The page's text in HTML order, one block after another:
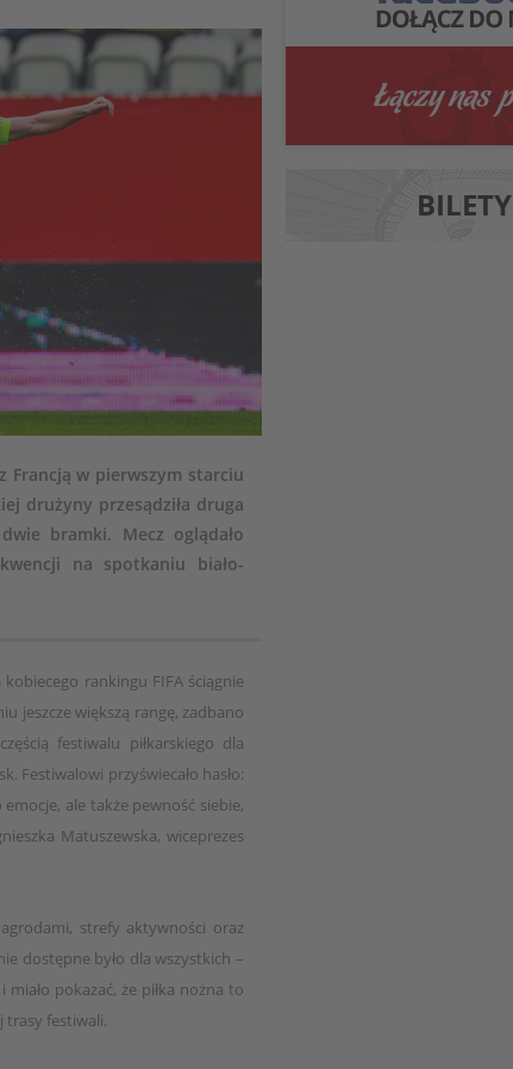
Francją w pierwszym starciu
drużyny przesądziła druga
bramki. Mecz oglądało
na spotkaniu biało-
rankingu FIFA ściągnie
jeszcze większą rangę, zadbano
festiwalu piłkarskiego dla
Festiwalowi przyświecało hasło:
ale także pewność siebie,
Matuszewska, wiceprezes
strefy aktywności oraz
dostępne było dla wszystkich –
pokazać, że piłka nożna to
trasy festiwali.
BILETY